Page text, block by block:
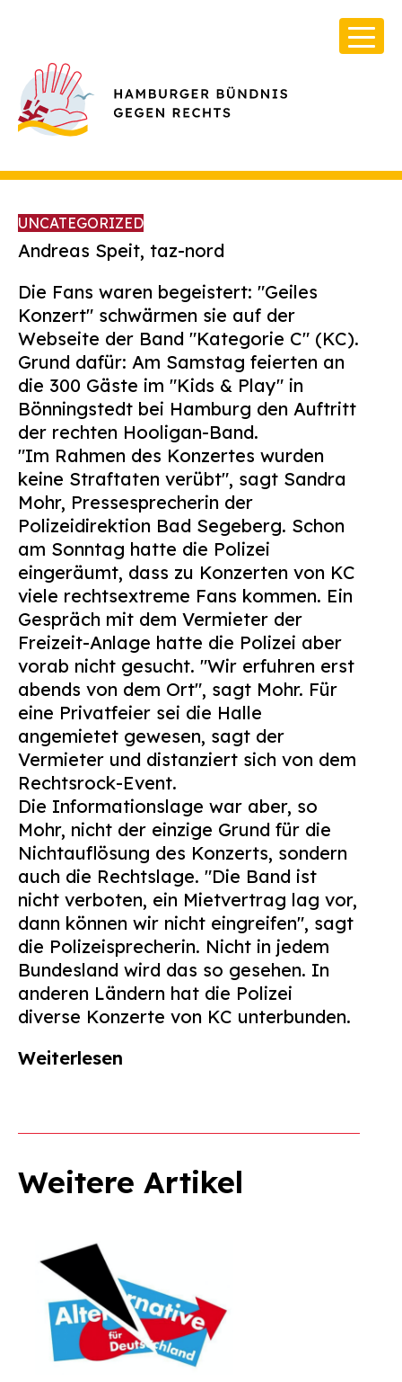
Über Uns
Infos & Broschüren
Archiv
Kontakt
Suchen
nach:
UNCATEGORIZED
Andreas Speit, taz-nord
Die Fans waren begeistert: "Geiles
Konzert" schwärmen sie auf der
Webseite der Band "Kategorie C" (KC).
Grund dafür: Am Samstag feierten an
die 300 Gäste im "Kids & Play" in
Bönningstedt bei Hamburg den Auftritt
der rechten Hooligan-Band.
"Im Rahmen des Konzertes wurden
keine Straftaten verübt", sagt Sandra
Mohr, Pressesprecherin der
Polizeidirektion Bad Segeberg. Schon
am Sonntag hatte die Polizei
eingeräumt, dass zu Konzerten von KC
viele rechtsextreme Fans kommen. Ein
Gespräch mit dem Vermieter der
Freizeit-Anlage hatte die Polizei aber
vorab nicht gesucht. "Wir erfuhren erst
abends von dem Ort", sagt Mohr. Für
eine Privatfeier sei die Halle
angemietet gewesen, sagt der
Vermieter und distanziert sich von dem
Rechtsrock-Event.
Die Informationslage war aber, so
Mohr, nicht der einzige Grund für die
Nichtauflösung des Konzerts, sondern
auch die Rechtslage. "Die Band ist
nicht verboten, ein Mietvertrag lag vor,
dann können wir nicht eingreifen", sagt
die Polizeisprecherin. Nicht in jedem
Bundesland wird das so gesehen. In
anderen Ländern hat die Polizei
diverse Konzerte von KC unterbunden.
Weiterlesen
Weitere Artikel